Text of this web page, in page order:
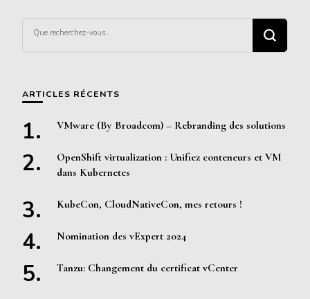
recherchiez
quelque
ARTICLES RÉCENTS
VMware (By Broadcom) – Rebranding des solutions
OpenShift virtualization : Unifiez conteneurs et VM
dans Kubernetes
KubeCon, CloudNativeCon, mes retours !
Nomination des vExpert 2024
Tanzu: Changement du certificat vCenter